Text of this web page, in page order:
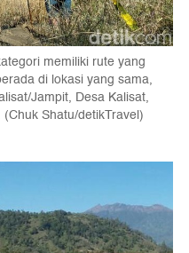
memiliki rute yang
di lokasi yang sama,
Jampit, Desa Kalisat,
Shatu/detikTravel)